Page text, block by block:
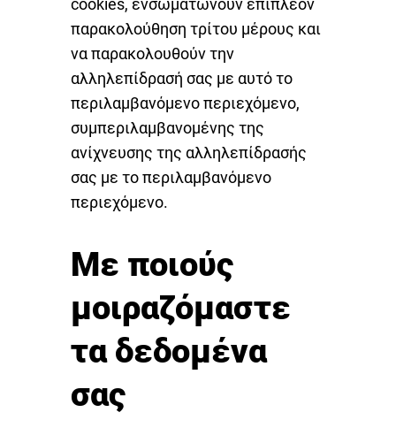
cookies, ενσωματώνουν επιπλέον
παρακολούθηση τρίτου μέρους και
να παρακολουθούν την
αλληλεπίδρασή σας με αυτό το
περιλαμβανόμενο περιεχόμενο,
συμπεριλαμβανομένης της
ανίχνευσης της αλληλεπίδρασής
σας με το περιλαμβανόμενο
περιεχόμενο.
Με ποιούς
μοιραζόμαστε
τα δεδομένα
σας